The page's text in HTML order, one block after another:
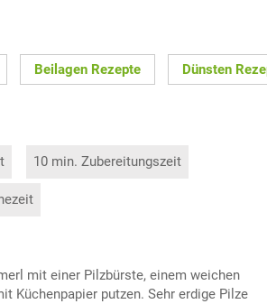
Beilagen Rezepte Dünsten
10 min. Zubereitungszeit
mit einer Pilzbürste, einem weichen
Küchenpapier putzen. Sehr erdige Pilze